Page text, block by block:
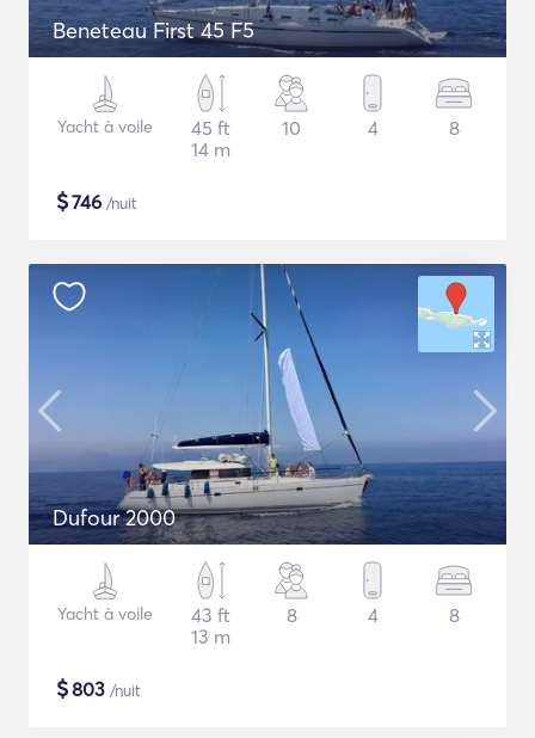
Beneteau First 45 F5
Yacht à voile
45 ft
14 m
10 4 8
$746 /nuit
Dufour 2000
Yacht à voile
43 ft
13 m
8 4 8
$803 /nuit